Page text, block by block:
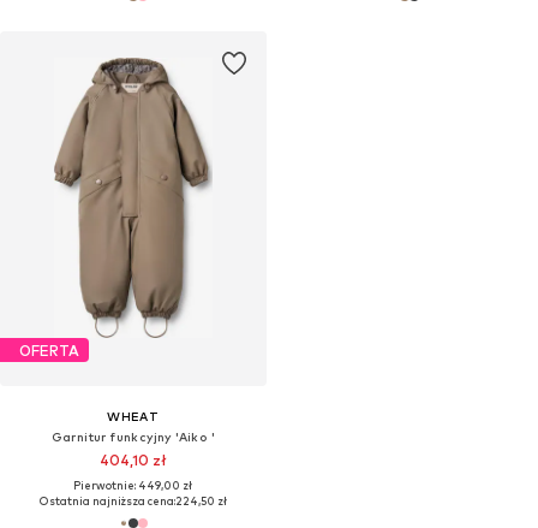
OFERTA
WHEAT
Garnitur funkcyjny 'Aiko '
404,10 zł
Pierwotnie: 449,00 zł
Ostatnia najniższa cena:224,50 zł